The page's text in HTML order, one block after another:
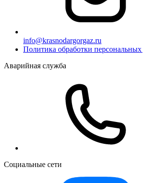
info@krasnodargorgaz.ru
Политика обработки
Аварийная служба
Социальные сети